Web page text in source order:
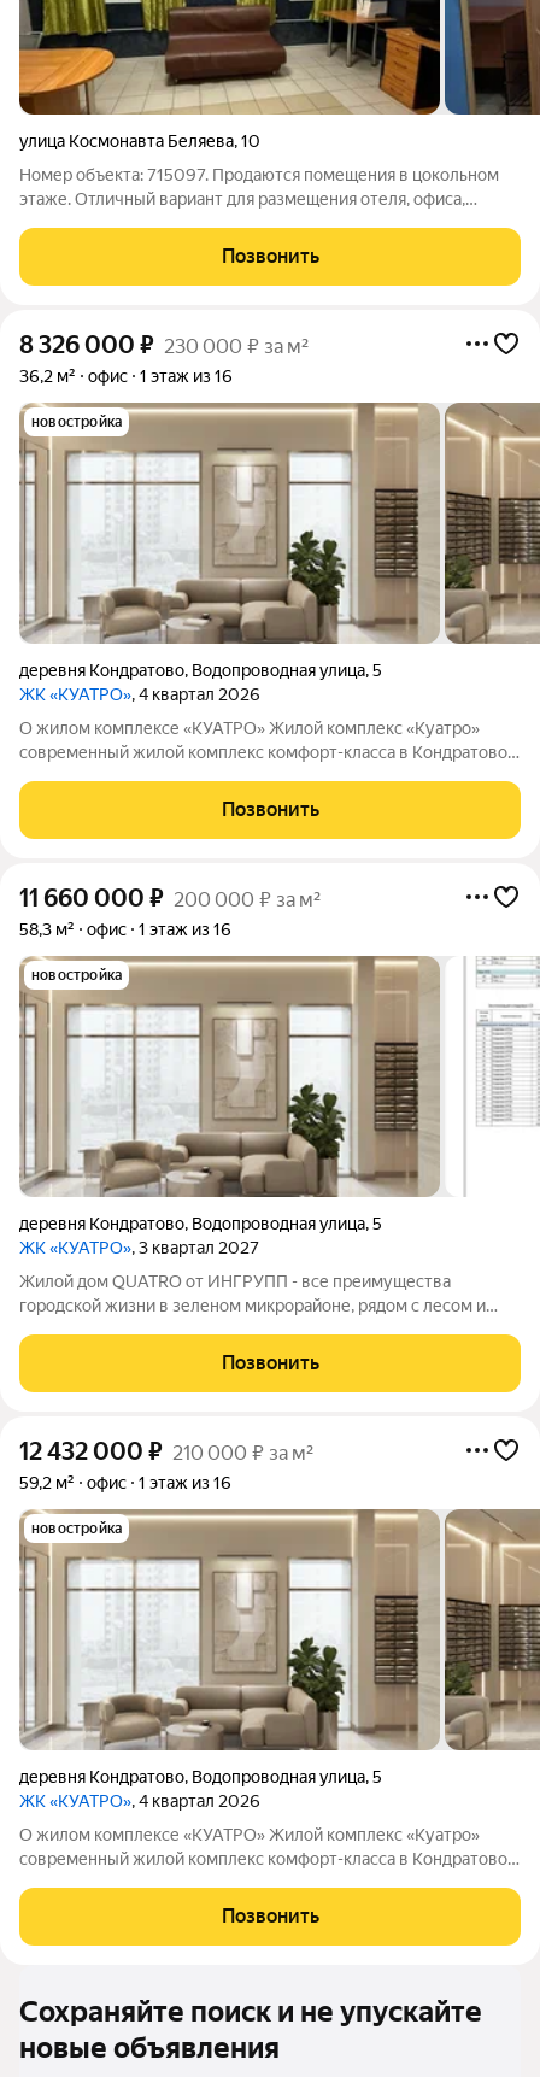
улица Космонавта Беляева,10
Номер объекта: 715097. Продаются помещения в цокольном
этаже. Отличный вариант для размещения отеля, офиса,
окнами в приямках.Выполнен ремонт.Кабинетная система.Есть
возможность
Позвонить
8 326 000 ₽ 230 000 ₽ за м²
36,2 м² офис 1 этаж из 16
новостройка
деревня Кондратово, Водопроводная улица,5
ЖК «КУАТРО», 4 квартал 2026
О жилом комплексе «КУАТРО» Жилой комплекс «Куатро»
современный жилой комплекс комфорт-класса в Кондратово,
Шесть секций объединены общей архитектурой, закрытым
двор-садом на стилобате и
Позвонить
11 660 000 ₽ 200 000 ₽ за м²
58,3 м² офис 1 этаж из 16
новостройка
деревня Кондратово, Водопроводная улица,5
ЖК «КУАТРО», 3 квартал 2027
Жилой дом QUATRO от ИНГРУПП - все преимущества
городской жизни в зеленом микрорайоне, рядом с лесом и
технологии строительства защитят приватность и
спокойствие жильцов, а интеллектуальные системы
Позвонить
12 432 000 ₽ 210 000 ₽ за м²
59,2 м² офис 1 этаж из 16
новостройка
деревня Кондратово, Водопроводная улица,5
ЖК «КУАТРО», 4 квартал 2026
О жилом комплексе «КУАТРО» Жилой комплекс «Куатро»
современный жилой комплекс комфорт-класса в Кондратово,
Шесть секций объединены общей архитектурой, закрытым
двор-садом на стилобате и
Позвонить
Сохраняйте поиск и не упускайте
новые объявления